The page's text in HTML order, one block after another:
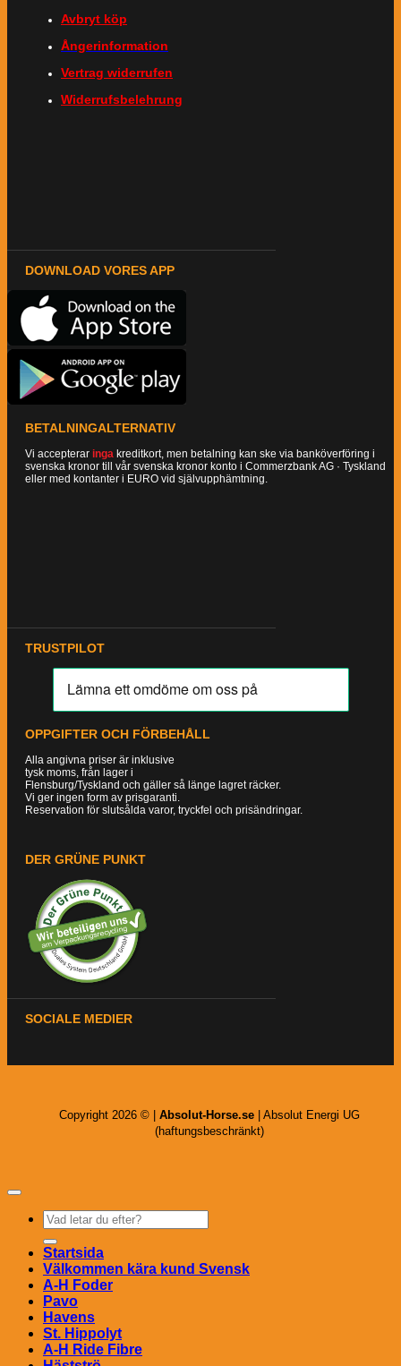
Avbryt köp
Ångerinformation
Vertrag widerrufen
Widerrufsbelehrung
DOWNLOAD VORES APP
BETALNINGALTERNATIV
Vi accepterar inga kreditkort, men betalning kan ske via banköverföring i
svenska kronor till vår svenska kronor konto i Commerzbank AG · Tyskland
eller med kontanter i EURO vid självupphämtning.
TRUSTPILOT
OPPGIFTER OCH FÖRBEHÅLL
Alla angivna priser är inklusive
tysk moms, från lager i
Flensburg/Tyskland och gäller så länge lagret räcker.
Vi ger ingen form av prisgaranti.
Reservation för slutsålda varor, tryckfel och prisändringar.
DER GRÜNE PUNKT
SOCIALE MEDIER
Copyright 2026 © | Absolut-Horse.se | Absolut Energi UG
(haftungsbeschränkt)
Sök
efter:
Startsida
Välkommen kära kund Svensk
A-H Foder
Pavo
Havens
St. Hippolyt
A-H Ride Fibre